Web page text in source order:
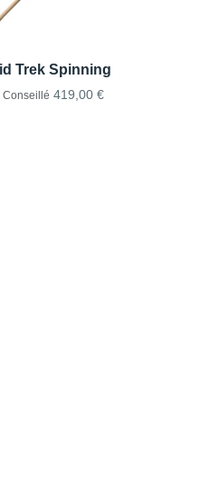
Trek Spinning
Conseillé 419,00 €